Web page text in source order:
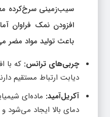
سیب‌زمینی سرخ‌کرده
افزودن نمک فراوان
باعث تولید مواد مضر
چربی‌های ترانس: که با
دیابت ارتباط مستقیم
آکریل‌آمید: ماده‌ای
دمای بالا ایجاد می‌شود